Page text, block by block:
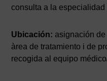
consulta a la especialidad
Ubicación: asignación
àrea de tratamiento i de
recogida al equipo